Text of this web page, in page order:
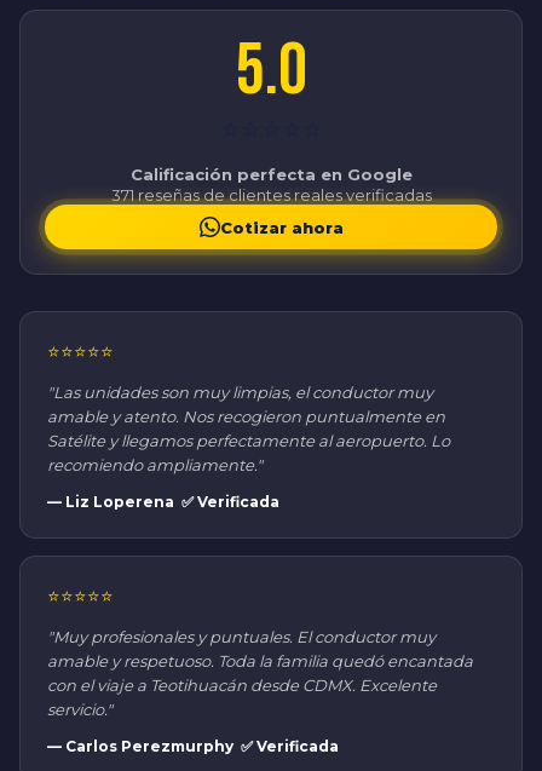
5.0
Calificación perfecta en Google
371 reseñas de clientes reales verificadas
Cotizar ahora
⭐⭐⭐⭐⭐
"Las unidades son muy limpias, el conductor muy
amable y atento. Nos recogieron puntualmente en
Satélite y llegamos perfectamente al aeropuerto. Lo
recomiendo ampliamente."
— Liz Loperena ✅ Verificada
⭐⭐⭐⭐⭐
"Muy profesionales y puntuales. El conductor muy
amable y respetuoso. Toda la familia quedó encantada
con el viaje a Teotihuacán desde CDMX. Excelente
servicio."
— Carlos Perezmurphy ✅ Verificada